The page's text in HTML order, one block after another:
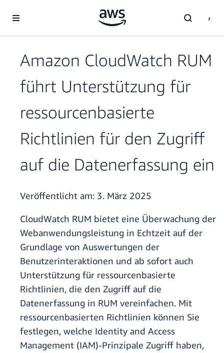
Überspringen zum Hauptinhalt
Amazon CloudWatch RUM
führt Unterstützung für
ressourcenbasierte
Richtlinien für den Zugriff
auf die Datenerfassung ein
Veröffentlicht am: 3. März 2025
CloudWatch RUM bietet eine Überwachung der
Webanwendungsleistung in Echtzeit auf der
Grundlage von Auswertungen der
Benutzerinteraktionen und ab sofort auch
Unterstützung für ressourcenbasierte
Richtlinien, die den Zugriff auf die
Datenerfassung in RUM vereinfachen. Mit
ressourcenbasierten Richtlinien können Sie
festlegen, welche Identity and Access
Management (IAM)-Prinzipale Zugriff haben,